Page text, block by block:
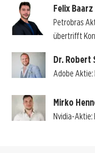
Felix Baarz
Petrobras
übertrifft
Dr. Robert
Adobe Aktie:
Mirko
Nvidia-Aktie: